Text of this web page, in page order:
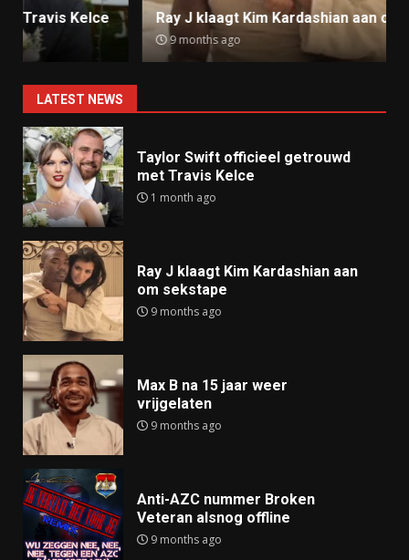
Ray J klaagt Kim Kardashian aan om sekstape
9 months ago
LATEST NEWS
Taylor Swift officieel getrouwd
met Travis Kelce
1 month ago
Ray J klaagt Kim Kardashian aan
om sekstape
9 months ago
Max B na 15 jaar weer
vrijgelaten
9 months ago
Anti-AZC nummer Broken
Veteran alsnog offline
9 months ago